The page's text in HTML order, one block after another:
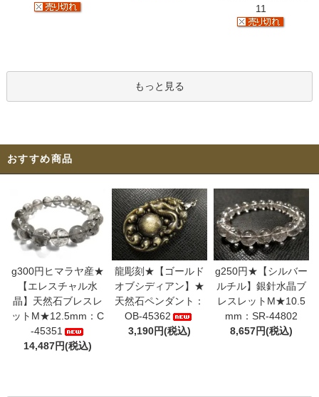
11
もっと見る
おすすめ商品
g300円ヒマラヤ産★
【エレスチャル水
晶】天然石ブレスレ
ットM★12.5mm：C
-45351
14,487円(税込)
龍彫刻★【ゴールド
オブシディアン】★
天然石ペンダント：
OB-45362
3,190円(税込)
g250円★【シルバー
ルチル】銀針水晶ブ
レスレットM★10.5
mm：SR-44802
8,657円(税込)